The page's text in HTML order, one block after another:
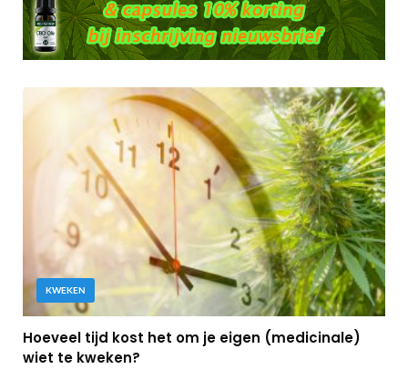
KWEKEN
Hoeveel tijd kost het om je eigen (medicinale)
wiet te kweken?